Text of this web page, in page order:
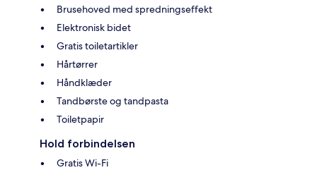
Brusehoved med spredningseffekt
Elektronisk bidet
Gratis toiletartikler
Hårtørrer
Håndklæder
Tandbørste og tandpasta
Toiletpapir
Hold forbindelsen
Gratis Wi-Fi